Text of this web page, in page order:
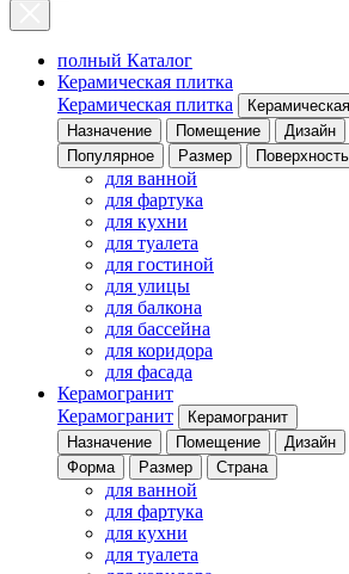
полный Каталог
Керамическая плитка
Керамическая плитка
Назначение
Помещение Дизайн
Популярное
Размер Поверхность
для ванной
для фартука
для кухни
для туалета
для гостиной
для улицы
для балкона
для бассейна
для коридора
для фасада
Керамогранит
Керамогранит
Керамогранит
Назначение
Помещение Дизайн
Форма
Размер Страна
для ванной
для фартука
для кухни
для туалета